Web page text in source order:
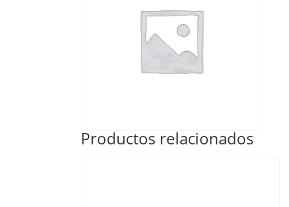
Productos relacionados